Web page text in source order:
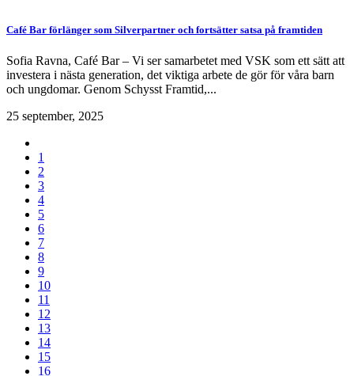
Café Bar förlänger som Silverpartner och fortsätter satsa på framtiden
Sofia Ravna, Café Bar – Vi ser samarbetet med VSK som ett sätt att
investera i nästa generation, det viktiga arbete de gör för våra barn
och ungdomar. Genom Schysst Framtid,...
25 september, 2025
1
2
3
4
5
6
7
8
9
10
11
12
13
14
15
16